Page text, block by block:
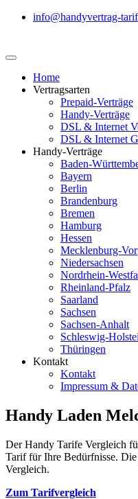
info@handyvertrag-
Home
Vertragsarten
Prepaid-Verträge
Handy-Verträge
DSL & Internet
DSL & Internet
Handy-Verträge
Baden-
Bayern
Berlin
Brandenburg
Bremen
Hamburg
Hessen
Mecklenburg-
Niedersachsen
Nordrhein-
Rheinland-Pfalz
Saarland
Sachsen
Sachsen-Anhalt
Schleswig-
Thüringen
Kontakt
Kontakt
Impressum &
Handy Laden
Der Handy Tarife Vergleich
Tarif für Ihre Bedürfnisse.
Vergleich.
Zum Tarifvergleich